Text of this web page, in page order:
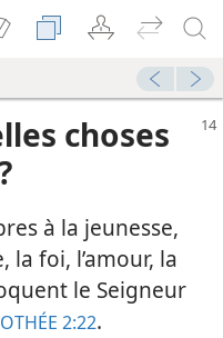
choses
à la jeunesse,
la foi, l’amour, la
le Seigneur
2:22.